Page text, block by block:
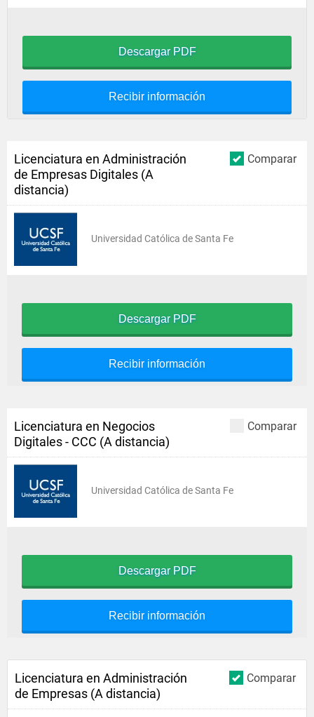
Descargar PDF
Recibir información
Comparar
Licenciatura en Administración
de Empresas Digitales (A
distancia)
Universidad Católica de Santa Fe
Descargar PDF
Recibir información
Comparar
Licenciatura en Negocios
Digitales - CCC (A distancia)
Universidad Católica de Santa Fe
Descargar PDF
Recibir información
Comparar
Licenciatura en Administración
de Empresas (A distancia)